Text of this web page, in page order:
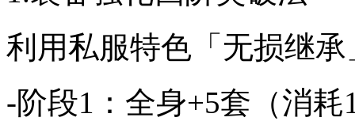
利用私服特色「无损继
-阶段1：全身+5套（消